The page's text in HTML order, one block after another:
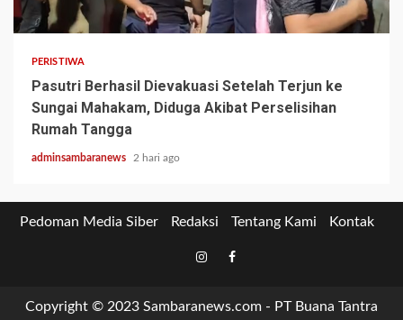
2 min read
PERISTIWA
Pasutri Berhasil Dievakuasi Setelah Terjun ke
Sungai Mahakam, Diduga Akibat Perselisihan
Rumah Tangga
adminsambaranews 2 hari ago
Pedoman Media Siber Redaksi Tentang Kami Kontak
Tiktok
InstagramFacebook
Copyright © 2023 Sambaranews.com - PT Buana Tantra